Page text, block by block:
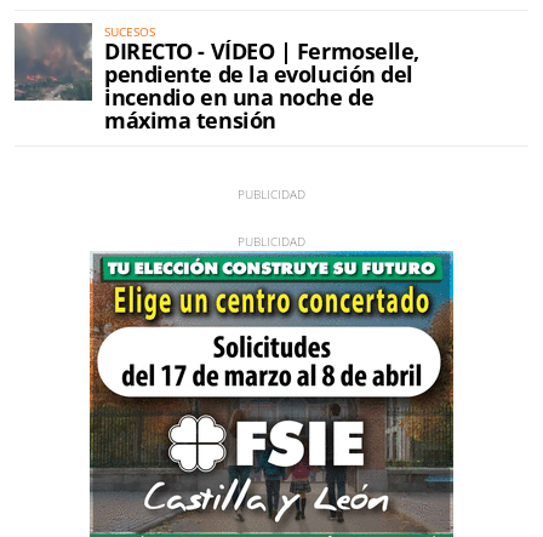
SUCESOS
DIRECTO - VÍDEO | Fermoselle,
pendiente de la evolución del
incendio en una noche de
máxima tensión